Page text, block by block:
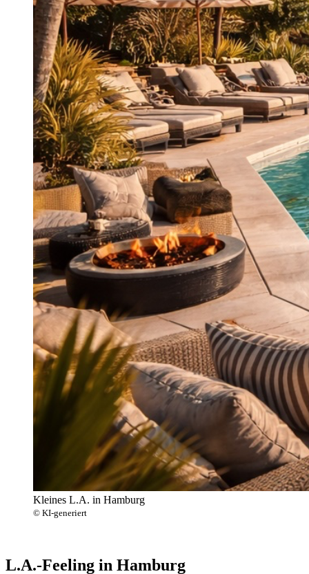
Kleines L.A. in Hamburg
© KI-generiert
L.A.-Feeling in Hamburg